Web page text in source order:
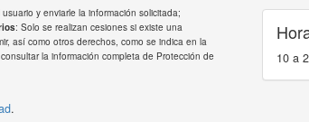
y enviarle la información solicitada;
: Solo se realizan cesiones si existe una
así como otros derechos, como se indica en la
la información completa de Protección de
.
10 a